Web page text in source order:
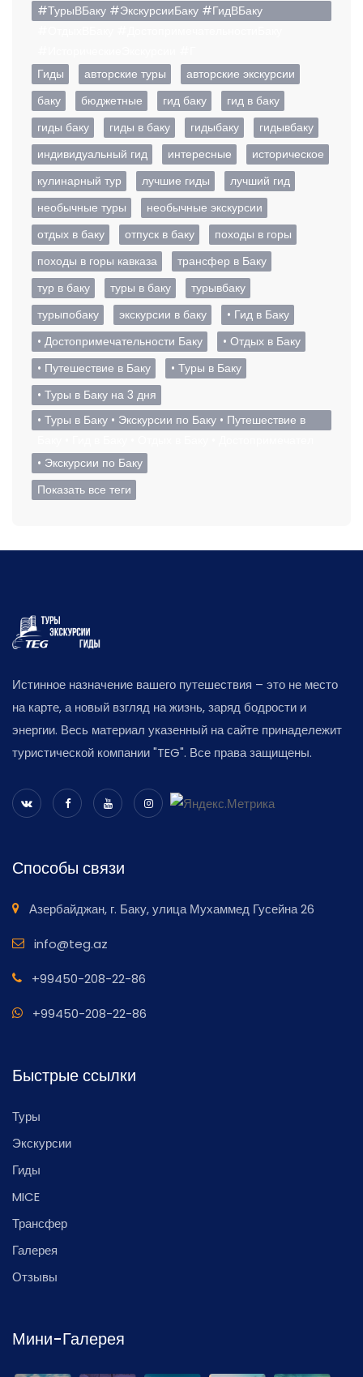
#ТурыВБаку #ЭкскурсииБаку #ГидВБаку
Гиды
авторские туры
авторские экскурсии
баку
бюджетные гид баку
гид в баку
гиды баку
гиды в баку гидыбаку
гидывбаку
индивидуальный гид
интересные
историческое
кулинарный тур
лучшие гиды
лучший гид
необычные туры
необычные экскурсии
отдых в баку
отпуск в баку
походы в горы
походы в горы кавказа
трансфер в Баку
тур в баку
туры в баку
турывбаку
турыпобаку
экскурсии в баку
• Гид в Баку
• Достопримечательности Баку
• Отдых в Баку
• Путешествие в Баку
• Туры в Баку
• Туры в Баку на 3 дня
• Туры в Баку • Экскурсии по Баку • Путешествие в
• Экскурсии по Баку
Показать все теги
Истинное назначение вашего путешествия – это не место
на карте, а новый взгляд на жизнь, заряд бодрости и
энергии. Весь материал указенный на сайте принадележит
туристической компании "TEG". Все права защищены.
Способы связи
Азербайджан, г. Баку, улица Мухаммед Гусейна 26
info@teg.az
+99450-208-22-86
+99450-208-22-86
Быстрые ссылки
Туры
Экскурсии
Гиды
MICE
Трансфер
Галерея
Отзывы
Мини-Галерея